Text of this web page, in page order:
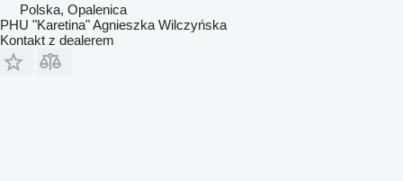
Polska, Opalenica
PHU "Karetina" Agnieszka Wilczyńska
Kontakt z dealerem